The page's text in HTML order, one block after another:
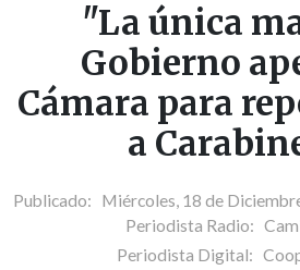
"La única
Gobierno
Cámara para
a
Publicado: Miércoles, 18 de
Periodista Radio:
Periodista Digital: